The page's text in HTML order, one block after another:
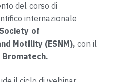
del corso di
internazionale
of
Motility (ESNM), con il
Bromatech.